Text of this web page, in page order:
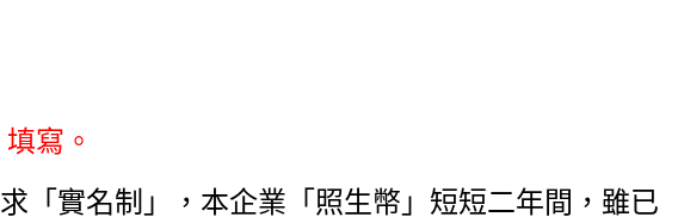
寫。
「 實名制」，本企業「照生幣」短短二年間，雖已